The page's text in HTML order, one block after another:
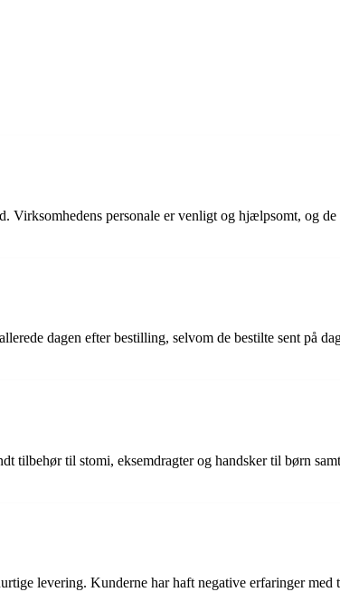
personale er venligt og hjælpsomt, og de
dagen efter bestilling, selvom de bestilte sent på
tilbehør til stomi, eksemdragter og handsker til børn
levering. Kunderne har haft negative erfaringer med